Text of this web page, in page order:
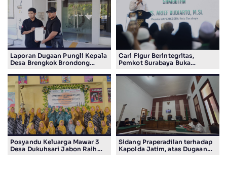
Laporan Dugaan Pungli Kepala
Desa Brengkok Brondong
Lamongan
Cari Figur Berintegritas,
Pemkot Surabaya Buka
BAZNAS Periode 2026–2031
Posyandu Keluarga Mawar 3
Desa Dukuhsari Jabon Raih
Sidang Praperadilan terhadap
Kapolda Jatim, atas Dugaan